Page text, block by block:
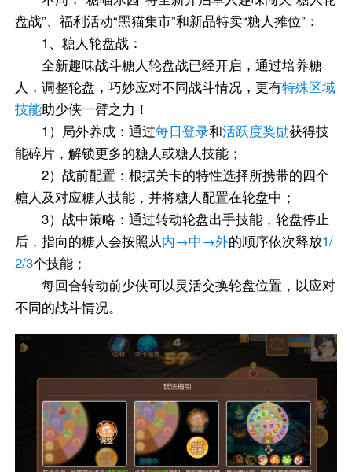
盘战”、福利活动“黑猫集市”和新品特卖“糖人摊位”：
1、糖人轮盘战：
全新趣味战斗糖人轮盘战已经开启，通过培养糖
人，调整轮盘，巧妙应对不同战斗情况，更有特殊区域
技能助少侠一臂之力！
1）局外养成：通过每日登录和活跃度奖励获得技
能碎片，解锁更多的糖人或糖人技能；
2）战前配置：根据关卡的特性选择所携带的四个
糖人及对应糖人技能，并将糖人配置在轮盘中；
3）战中策略：通过转动轮盘出手技能，轮盘停止
后，指向的糖人会按照从内→中→外的顺序依次释放1/
2/3个技能；
每回合转动前少侠可以灵活交换轮盘位置，以应对
不同的战斗情况。